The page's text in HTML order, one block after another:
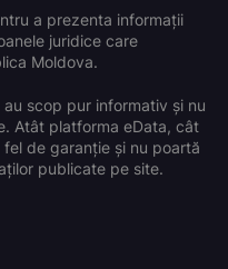
a prezenta informații
juridice care
Moldova.
scop pur informativ și nu
Atât platforma eData, cât
de garanție și nu poartă
publicate pe site.